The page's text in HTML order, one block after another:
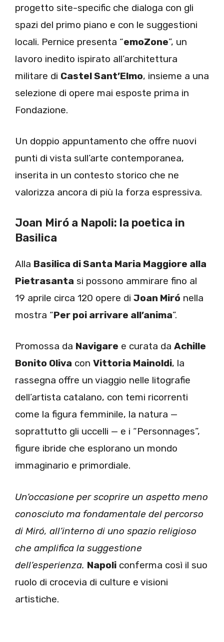
progetto site-specific che dialoga con gli
spazi del primo piano e con le suggestioni
locali. Pernice presenta “emoZone”, un
lavoro inedito ispirato all’architettura
militare di Castel Sant’Elmo, insieme a una
selezione di opere mai esposte prima in
Fondazione.
Un doppio appuntamento che offre nuovi
punti di vista sull’arte contemporanea,
inserita in un contesto storico che ne
valorizza ancora di più la forza espressiva.
Joan Miró a Napoli: la poetica in
Basilica
Alla Basilica di Santa Maria Maggiore alla
Pietrasanta si possono ammirare fino al
19 aprile circa 120 opere di Joan Miró nella
mostra “Per poi arrivare all’anima”.
Promossa da Navigare e curata da Achille
Bonito Oliva con Vittoria Mainoldi, la
rassegna offre un viaggio nelle litografie
dell’artista catalano, con temi ricorrenti
come la figura femminile, la natura —
soprattutto gli uccelli — e i “Personnages”,
figure ibride che esplorano un mondo
immaginario e primordiale.
Un’occasione per scoprire un aspetto meno
conosciuto ma fondamentale del percorso
di Miró, all’interno di uno spazio religioso
che amplifica la suggestione
dell’esperienza. Napoli conferma così il suo
ruolo di crocevia di culture e visioni
artistiche.